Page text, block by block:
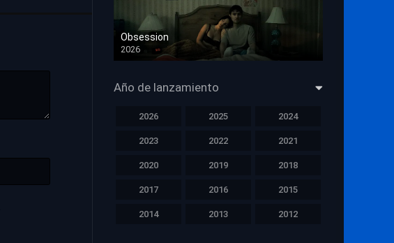
Obsession
2026
HD 1080p
Año de lanzamiento
2026 2025 2024
2023 2022 2021
2020 2019 2018
2017 2016 2015
2014 2013 2012